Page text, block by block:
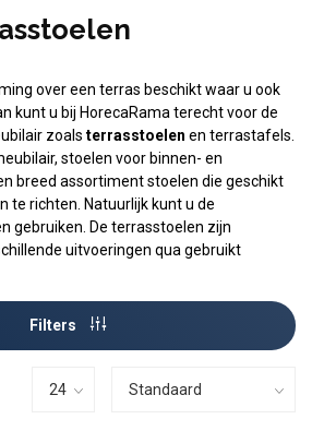
over een terras beschikt waar u ook
kunt u bij HorecaRama terecht voor de
zoals terrasstoelen en terrastafels.
stoelen voor binnen- en
breed assortiment stoelen die geschikt
te richten. Natuurlijk kunt u de
gebruiken. De terrasstoelen zijn
uitvoeringen qua gebruikt
Filters